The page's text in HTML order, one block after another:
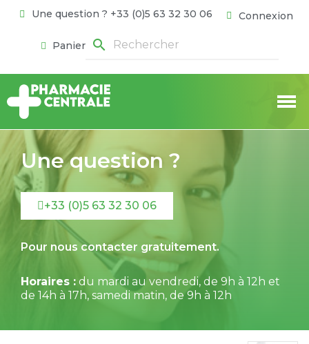
Une question ? +33 (0)5 63 32 30 06 Connexion
Panier search
Une question ?
+33 (0)5 63 32 30 06
Pour nous contacter gratuitement.
Horaires : du mardi au vendredi, de 9h à 12h et
de 14h à 17h, samedi matin, de 9h à 12h